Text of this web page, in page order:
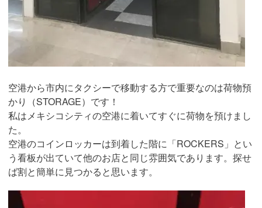
空港から市内にタクシーで移動する方で重要なのは荷物預
かり（STORAGE）です！
私はメキシコシティの空港に着いてすぐに荷物を預けまし
た。
空港のコインロッカーは到着した階に「ROCKERS」とい
う看板が出ていて他のお店と同じ雰囲気であります。探せ
ば割と簡単に見つかると思います。